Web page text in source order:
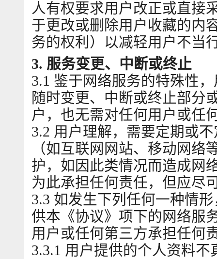
人有权要求用户改正或直接
于更改或删除用户收藏的内
务的权利）以减轻用户不当
3. 服务变更、中断或终止
3.1 鉴于网络服务的特殊性
随时变更、中断或终止部分
户，也无需对任何用户或任
3.2 用户理解，需要定期或
（如互联网网站、移动网
护，如因此类情况而造成网
为此承担任何责任，但应尽
3.3 如发生下列任何一种情
供本《协议》项下的网络服
用户或任何第三方承担任何
3.3.1 用户提供的个人资料不